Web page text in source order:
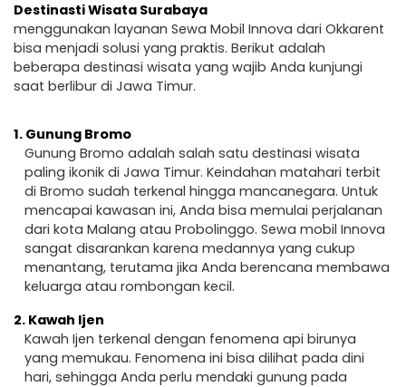
Destinasti Wisata Surabaya
menggunakan layanan Sewa Mobil Innova dari Okkarent
bisa menjadi solusi yang praktis. Berikut adalah
beberapa destinasi wisata yang wajib Anda kunjungi
saat berlibur di Jawa Timur.
1. Gunung Bromo
Gunung Bromo adalah salah satu destinasi wisata
paling ikonik di Jawa Timur. Keindahan matahari terbit
di Bromo sudah terkenal hingga mancanegara. Untuk
mencapai kawasan ini, Anda bisa memulai perjalanan
dari kota Malang atau Probolinggo. Sewa mobil Innova
sangat disarankan karena medannya yang cukup
menantang, terutama jika Anda berencana membawa
keluarga atau rombongan kecil.
2. Kawah Ijen
Kawah Ijen terkenal dengan fenomena api birunya
yang memukau. Fenomena ini bisa dilihat pada dini
hari, sehingga Anda perlu mendaki gunung pada